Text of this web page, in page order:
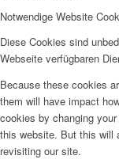
Notwendige Website
Diese Cookies sind
Webseite verfügbaren
Because these cookies
them will have impact
cookies by changing
this website. But this will
revisiting our site.